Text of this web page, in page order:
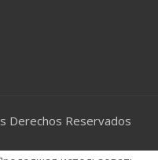
Derechos Reservados